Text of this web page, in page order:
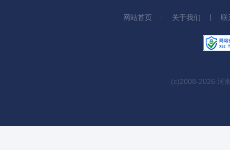
网站首页 关于我们 联
(c)2008-2026 河